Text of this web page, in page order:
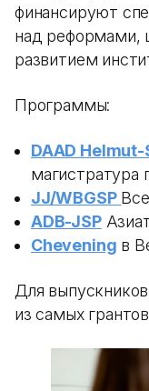
финансируют
над реформами,
развитием
Программы:
DAAD
магистратура
JJ/WBGSP
ADB-JSP
Chevening в
Для
из самых